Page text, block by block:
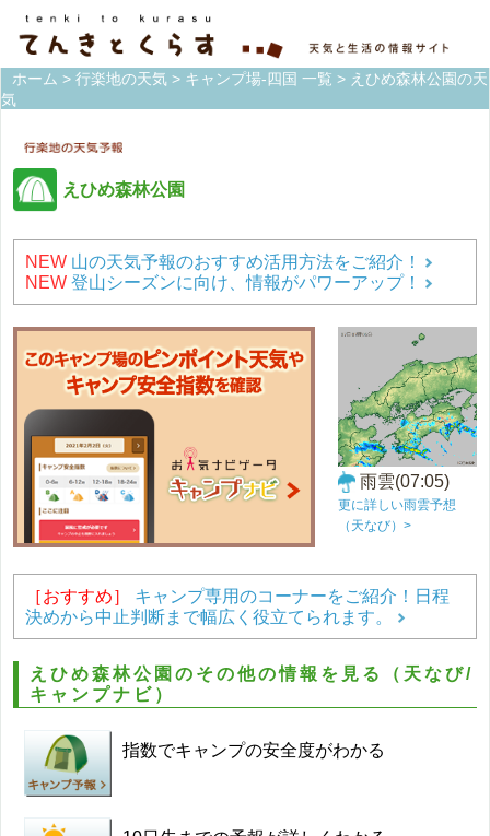
ホーム > 行楽地の天気 > キャンプ場-四国 一覧 > えひめ森林公園の天
気
えひめ森林公園
NEW 山の天気予報のおすすめ活用方法をご紹介！
NEW 登山シーズンに向け、情報がパワーアップ！
雨雲(07:05)
更に詳しい雨雲予想
（天なび）>
［おすすめ］
キャンプ専用のコーナーをご紹介！日程
決めから中止判断まで幅広く役立てられます。
えひめ森林公園のその他の情報を見る（天なび/
キャンプナビ）
指数でキャンプの安全度がわかる